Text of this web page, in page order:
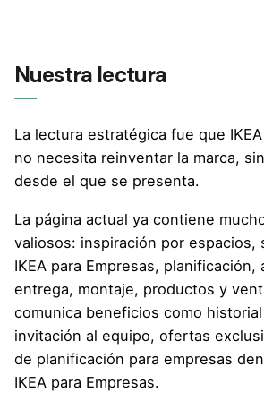
Nuestra lectura
La lectura estratégica fue que
no necesita reinventar la marca,
desde el que se presenta.
La página actual ya contiene
valiosos: inspiración por espacios,
IKEA para Empresas, planificación,
entrega, montaje, productos y
comunica beneficios como
invitación al equipo, ofertas
de planificación para empresas
IKEA para Empresas.